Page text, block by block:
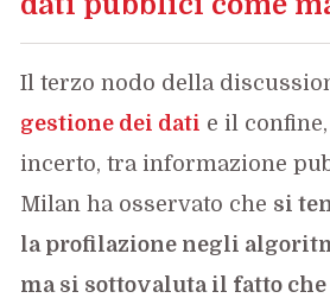
Il terzo nodo della
gestione dei dati e il
incerto, tra informazione
Milan ha osservato che si
la profilazione negli
ma si sottovaluta il fatto che